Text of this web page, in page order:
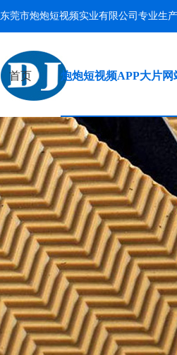
东莞市炮炮短视频实业有限公司专业生
首页 炮炮短视频APP大片网